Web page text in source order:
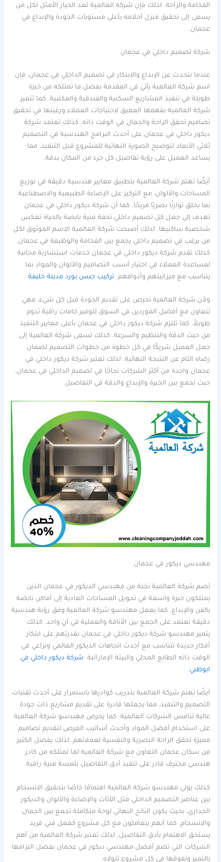
الفخامة والراحة. لذلك فإن شركة العالمية تعد الخيار الأمثل لكل من
يسعى إلى تحقيق منزل أحلامه بأعلى مستويات الجودة والإبداع في
عجمان.
شركة تصميم داخلي في عجمان
عندما نتحدث عن الإبداع والابتكار في تصميم الداخلي في عجمان، فإن
اسم شركة العالمية يأتي في المقدمة بفضل ما تمتلكه من خبرة
طويلة في تنفيذ المشاريع السكنية والفندقية والمكتبية. كما تتميز
شركة العالمية بفهمها العميق لاحتياجات العملاء ورغبتها في تحقيق
تصاميم تحقق الراحة والجمال في الوقت ذاته. كذلك تعتمد شركة
ديكور داخلي في عجمان على أحدث البرامج الهندسية في التصميم
ثلاثي الأبعاد لتوضيح الصورة النهائية للمشروع قبل التنفيذ، مما
يساعد العميل على رؤية تفاصيل كل جزء من المكان بدقة.
أيضًا تهتم شركة العالمية بتطبيق معايير هندسية دقيقة في توزيع
المساحات والألوان، مع التركيز على الإضاءة الطبيعية والاصطناعية
بما يخلق توازنًا بصريًا مريحًا. كما أن شركة ديكور داخلي في عجمان
تهدف إلى جعل كل تصميم داخلي تحفة فنية نابضة بالحياة تعكس
شخصية ساكنيها. لذلك أصبحت شركة العالمية الاسم الموثوق لكل
من يرغب في تصميم داخلي يجمع بين الفخامة والوظيفة في عجمان.
كذلك تقدم شركة ديكور داخلي في عجمان خدمات استشارية مجانية
لمساعدة العملاء في اختيار أنسب التصاميم والألوان والمواد بما
يتناسب مع ميزانيتهم وأذواقهم. تركيب جبس بورد مدينة خليفة
ولأن شركة العالمية تحرص على تقديم الجودة قبل كل شيء، فهي
تتعاون مع أفضل الموردين في السوق لتوفير خامات راقية تدوم
طويلاً. كما تلتزم شركة ديكور داخلي في عجمان بأعلى معايير التنفيذ
من حيث الدقة والتنظيم والسرعة. كذلك تسعى شركة العالمية إلى
جعل العميل شريكًا في كل خطوة من خطوات التصميم لضمان
رضاه التام عن النتيجة النهائية. لذلك تعتبر شركة ديكور داخلي في
عجمان واحدة من أكثر الشركات نجاحًا في تصميم الداخلي في عجمان،
حيث تجمع بين الخبرة والإبداع والدقة في التفاصيل.
مهندسي ديكور في عجمان
تضم شركة العالمية نخبة من مهندسي الديكور في عجمان الذين
يمتلكون خبرة واسعة في تحويل المساحات العادية إلى أماكن نابضة
بالفن والإبداع. كما يعمل مهندسو شركة العالمية وفق رؤية هندسية
دقيقة تعتمد على الجمع بين الأناقة والعملية في آنٍ واحد. كذلك
يتميز مهندسو شركة ديكور داخلي في عجمان بقدرتهم على ابتكار
أفكار جديدة تتناسب مع أحدث اتجاهات الديكور العالمي وتراعي في
الوقت ذاته الطابع المحلي والبيئة الإماراتية. شركة ديكور داخلي في
ابوظبي
أيضًا تهتم شركة العالمية بتدريب كوادرها باستمرار على أحدث تقنيات
التصميم والتنفيذ، مما يجعلها قادرة على تقديم مشاريع ذات جودة
عالية تنافس الشركات العالمية. كما يحرص مهندسو شركة العالمية
على استخدام أفضل المواد وأحدث أساليب العرض لتقديم تصاميم
مميزة تحقق الراحة البصرية والنفسية لعملائهم. لذلك يفضل الكثير
من سكان عجمان التعاون مع شركة العالمية لما تمتلكه من كادر
هندسي محترف قادر على تنفيذ أدق التفاصيل بلمسة فنية راقية.
كذلك يولي مهندسو شركة العالمية اهتمامًا خاصًا بتحقيق الانسجام
بين عناصر التصميم الداخلي مثل الأثاث والإضاءة والألوان والديكور
الجداري، بحيث يكون الناتج النهائي لوحة متكاملة تجمع بين الجمال
والانسجام. كما أنهم يتعاملون مع كل مشروع كعمل فني فريد
يستحق الاهتمام بأدق التفاصيل. لذلك تعتبر شركة العالمية من أهم
الشركات التي تضم أفضل مهندسي ديكور في عجمان بفضل التزامها
بالتميز وتفوقها في كل مشروع تتولاه.